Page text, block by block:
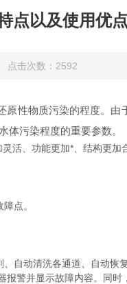
点以及使用优
击次数：2592
物质污染的程度。由
污染程度的重要参数。
、功能更加*、结构更加
点。
动清洗各通道、自动恢复
警并显示故障内容。同时